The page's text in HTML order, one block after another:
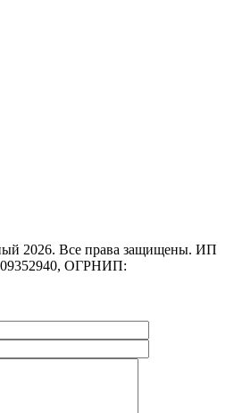
2026. Все права защищены. ИП
ОГРНИП: